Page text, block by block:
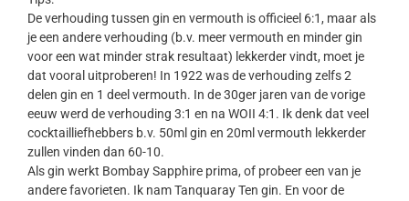
De verhouding tussen gin en vermouth is officieel 6:1, maar als
je een andere verhouding (b.v. meer vermouth en minder gin
voor een wat minder strak resultaat) lekkerder vindt, moet je
dat vooral uitproberen! In 1922 was de verhouding zelfs 2
delen gin en 1 deel vermouth. In de 30ger jaren van de vorige
eeuw werd de verhouding 3:1 en na WOII 4:1. Ik denk dat veel
cocktailliefhebbers b.v. 50ml gin en 20ml vermouth lekkerder
zullen vinden dan 60-10.
Als gin werkt Bombay Sapphire prima, of probeer een van je
andere favorieten. Ik nam Tanquaray Ten gin. En voor de